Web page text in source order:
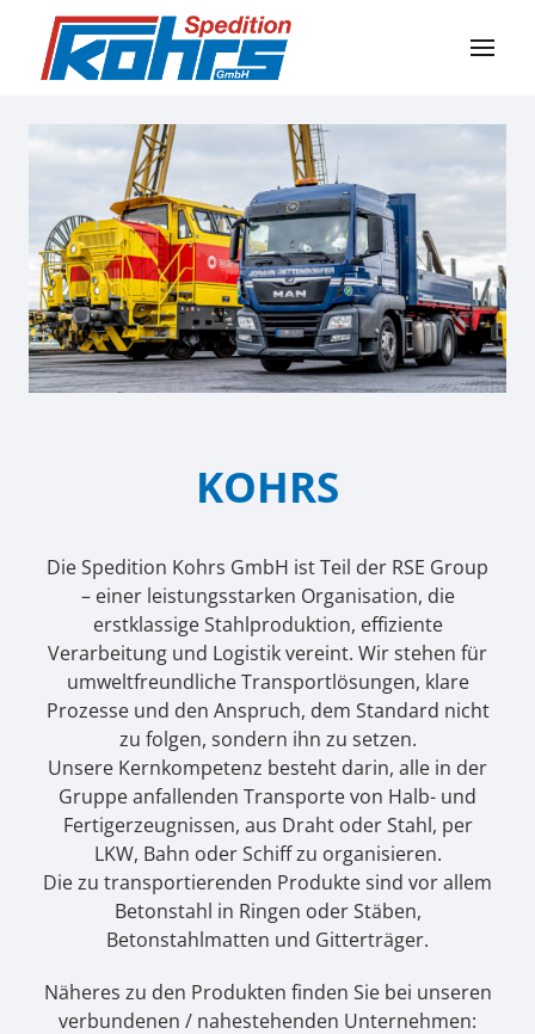
KOHRS
Die Spedition Kohrs GmbH ist Teil der RSE Group
– einer leistungsstarken Organisation, die
erstklassige Stahlproduktion, effiziente
Verarbeitung und Logistik vereint. Wir stehen für
umweltfreundliche Transportlösungen, klare
Prozesse und den Anspruch, dem Standard nicht
zu folgen, sondern ihn zu setzen.
Unsere Kernkompetenz besteht darin, alle in der
Gruppe anfallenden Transporte von Halb- und
Fertigerzeugnissen, aus Draht oder Stahl, per
LKW, Bahn oder Schiff zu organisieren.
Die zu transportierenden Produkte sind vor allem
Betonstahl in Ringen oder Stäben,
Betonstahlmatten und Gitterträger.
Näheres zu den Produkten finden Sie bei unseren
verbundenen / nahestehenden Unternehmen: